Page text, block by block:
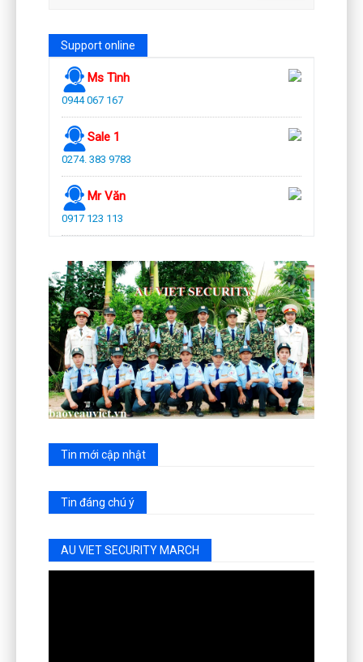
Support online
Ms Tình
0944 067 167
Sale 1
0274. 383 9783
Mr Văn
0917 123 113
Tin mới cập nhật
Tin đáng chú ý
AU VIET SECURITY MARCH